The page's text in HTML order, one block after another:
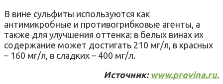
В вине сульфиты используются как
антимикробные и противогрибковые агенты, а
также для улучшения оттенка: в белых винах их
содержание может достигать 210 мг/л, в красных
– 160 мг/л, в сладких – 400 мг/л.
Источник: www.provina.ru.